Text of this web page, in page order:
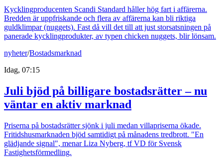
Kycklingproducenten Scandi Standard håller hög fart i affärerna.
Bredden är uppfriskande och flera av affärerna kan bli riktiga
guldklimpar (nuggets). Fast då vill det till att just storsatsningen på
panerade kycklingprodukter, av typen chicken nuggets, blir lönsam.
nyheter/Bostadsmarknad
Idag, 07:15
Juli bjöd på billigare bostadsrätter – nu
väntar en aktiv marknad
Priserna på bostadsrätter sjönk i juli medan villapriserna ökade.
Fritidshusmarknaden bjöd samtidigt på månadens tredbrott. "En
glädjande signal", menar Liza Nyberg, tf VD för Svensk
Fastighetsförmedling.